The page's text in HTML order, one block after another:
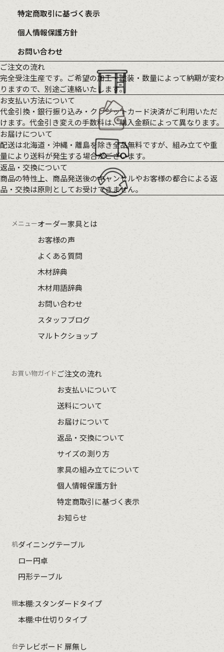
特定商取引に基づく表示
個人情報保護方針
お問い合わせ
ご注文の流れ
完全受注生産です。ご希望の加工・塗装・数量によって納期が変わ
りますので、別途ご連絡いたします。
お支払い方法について
代金引換・銀行振り込み・クレジットカード決済がご利用いただ
けます。代金引き変えの手数料は、購入金額によって異なります。
お届けについて
配送は北海道・沖縄・離島を除き全品無料ですが、組み立てや重
量により送料が発生する場合がございます。
返品・交換について
商品の特性上、商品発送後のキャンセルやお客様の都合による返
品・交換は原則としてお受けできません。
メニューオーダー家具とは
お客様の声
よくある質問
木材辞典
木材用語辞典
お問い合わせ
スタッフブログ
マルトクショップ
お買い物ガイド ご注文の流れ
お支払いについて
送料について
お届けについて
返品・交換について
サイズの測り方
家具の組み立てについて
個人情報保護方針
特定商取引に基づく表示
お知らせ
机ダイニングテーブル
ロー円卓
円形テーブル
棚本棚:スタンダードタイプ
本棚:中仕切りタイプ
台テレビボード 扉無し